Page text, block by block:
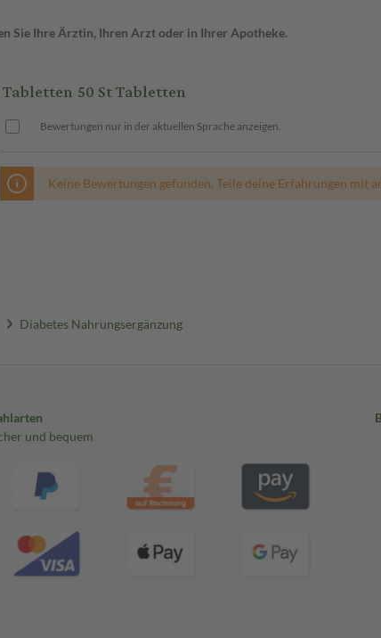
Sie Ihre Ärztin, Ihren Arzt oder in Ihrer Apotheke.
50 St Tabletten
Bewertungen nur in der aktuellen Sprache anzeigen.
Keine Bewertungen gefunden. Teile deine Erfahrungen mit
Diabetes Nahrungsergänzung
und bequem